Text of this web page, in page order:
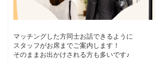
マッチングした方同士お話できるように
スタッフがお席までご案内します！
そのままお出かけされる方も多いです♪